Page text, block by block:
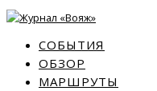
СОБЫТИЯ
ОБЗОР
МАРШРУТЫ